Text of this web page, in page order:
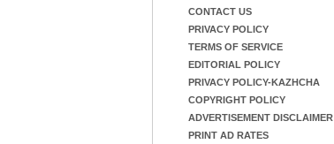
CONTACT US
PRIVACY POLICY
TERMS OF SERVICE
EDITORIAL POLICY
PRIVACY POLICY-KAZHCHA
COPYRIGHT POLICY
ADVERTISEMENT DISCLAIMER
PRINT AD RATES